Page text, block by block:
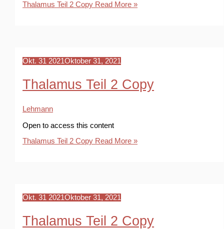
Thalamus Teil 2 Copy Read More »
Okt. 31 2021Oktober 31, 2021
Thalamus Teil 2 Copy
Lehmann
Open to access this content
Thalamus Teil 2 Copy Read More »
Okt. 31 2021Oktober 31, 2021
Thalamus Teil 2 Copy